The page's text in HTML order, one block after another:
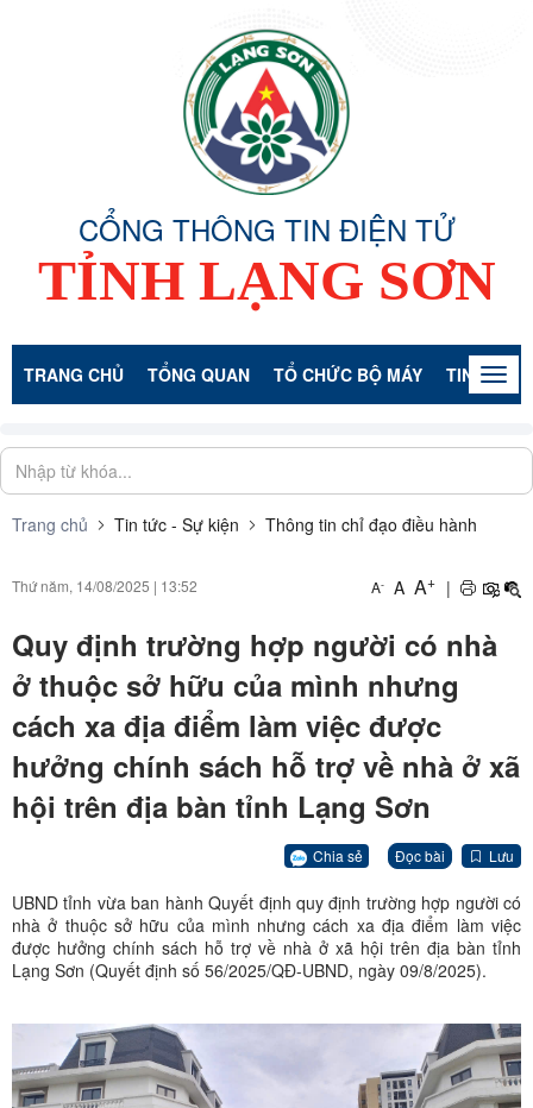
CỔNG THÔNG TIN ĐIỆN TỬ
TỈNH LẠNG SƠN
TRANG CHỦ TỔNG QUAN TỔ CHỨC BỘ MÁY TIN TỨC -
Trang chủ Tin tức - Sự kiện Thông tin chỉ đạo điều hành
Thứ năm, 14/08/2025 | 13:52 A- A A+ |
Quy định trường hợp người có nhà
ở thuộc sở hữu của mình nhưng
cách xa địa điểm làm việc được
hưởng chính sách hỗ trợ về nhà ở xã
hội trên địa bàn tỉnh Lạng Sơn
Chia sẻ Đọc bài Lưu
UBND tỉnh vừa ban hành Quyết định quy định trường hợp người có
nhà ở thuộc sở hữu của mình nhưng cách xa địa điểm làm việc
được hưởng chính sách hỗ trợ về nhà ở xã hội trên địa bàn tỉnh
Lạng Sơn (Quyết định số 56/2025/QĐ-UBND, ngày 09/8/2025).